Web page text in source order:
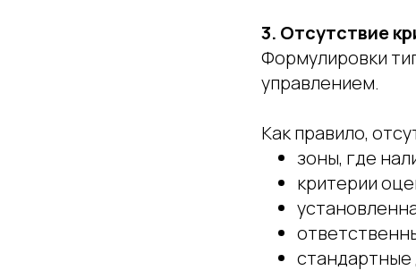
3. Отсутствие
Формулировки
управлением.
Как правило,
зоны, где
критерии
стандартные